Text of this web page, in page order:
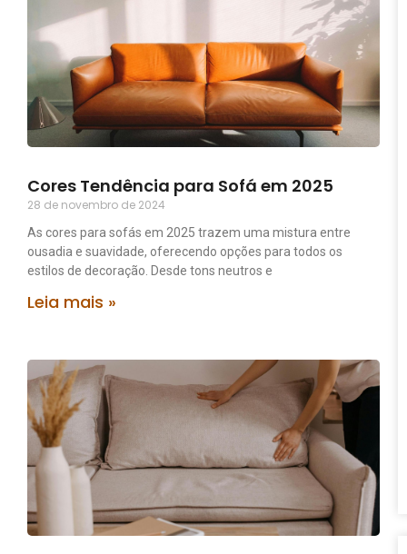
Cores Tendência para Sofá em 2025
28 de novembro de 2024
As cores para sofás em 2025 trazem uma mistura entre
ousadia e suavidade, oferecendo opções para todos os
estilos de decoração. Desde tons neutros e
Leia mais »